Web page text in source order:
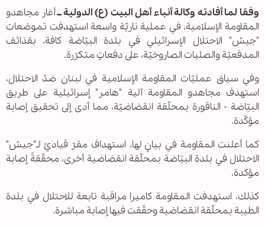
وفقا لما أفادته وكالة أنباء أهل البيت (ع) الدولية ــأغار مجاهدو
المقاومة الإسلامية، في عملية ناريّة واسعة استهدفت تموضعات
"جيش" الاحتلال الإسرائيلي في بلدة البيّاضة كافة، بقذائف
المدفعيّة والصليات الصاروخيّة، على دفعاتٍ متكرّرة.
وفي سياق عمليّات المقاومة الإسلامية في لبنان ضدّ الاحتلال،
استهدف مجاهدو المقاومة آلية "هامر" إسرائيلية على طريق
البيّاضة - الناقورة بمحلّقة انقضاضيّة، مما أدى إلى تحقيق إصابة
مؤكّدة.
كما أعلنت المقاومة في بيانٍ لها، استهداف مقرّ قياديّ لـ"جيش"
الاحتلال في بلدة البيّاضة بمحلّقة انقضاضية أخرى، محقّقةً إصابة
مؤكدة.
كذلك، استهدفت المقاومة كاميرا مراقبة تابعة للاحتلال في بلدة
الطيبة بمحلّقة انقضاضية وحقّقت فيها إصابة مباشرة.